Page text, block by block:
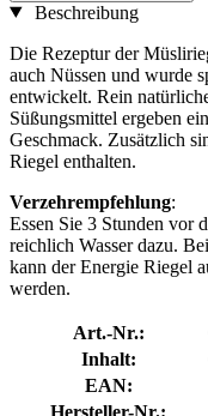
Beschreibung
Die Rezeptur der
auch Nüssen und wurde
entwickelt. Rein
Süßungsmittel ergeben
Geschmack. Zusätzlich
Riegel enthalten.
Verzehrempfehlung:
Essen Sie 3 Stunden vor
reichlich Wasser dazu.
kann der Energie Riegel
werden.
Art.-Nr.:
Inhalt:
EAN:
Hersteller-Nr.: